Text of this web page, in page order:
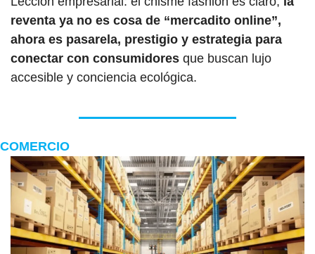
reventa ya no es cosa de “mercadito online”,
ahora es pasarela, prestigio y estrategia para
conectar con consumidores que buscan lujo
accesible y conciencia ecológica.
COMERCIO